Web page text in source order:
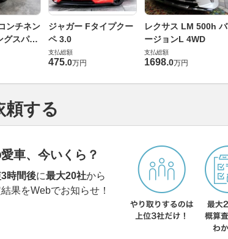
ンチネン
グスパー
ジャガー Fタイプクー
ペ 3.0
支払総額
475.0万円
レクサス LM 500h バ
ージョンL 4WD
支払総額
1698.0万円
頼する
車、今いくら？
時間後に最大20社から
果をWebでお知らせ！